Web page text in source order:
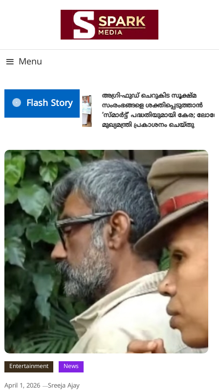
Menu
Flash Story
അഗ്രി-ഫുഡ് ചെറുകിട സൂക്ഷ്മ
സംരംഭങ്ങളെ ശക്തിപ്പെടുത്താന്‍
‘സ്മാര്‍ട്ട്’ പദ്ധതിയുമായി കേര; ലോഗോ
മുഖ്യമന്ത്രി പ്രകാശനം ചെയ്തു
Entertainment News
April 1, 2026 Sreeja Ajay